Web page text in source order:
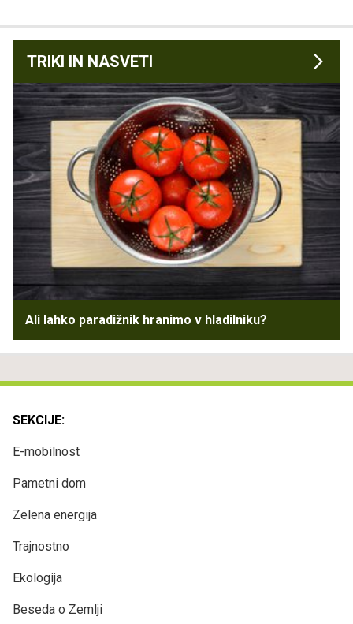
TRIKI IN NASVETI
Ali lahko paradižnik hranimo v hladilniku?
SEKCIJE:
E-mobilnost
Pametni dom
Zelena energija
Trajnostno
Ekologija
Beseda o Zemlji